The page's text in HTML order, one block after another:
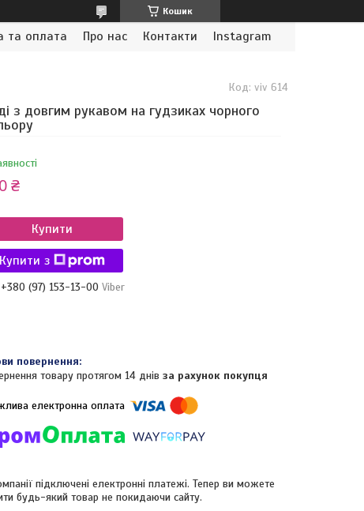
Кошик
та оплата Про нас Контакти Instagram
з довгим рукавом на гудзиках чорного
Код:viv 614
₴
Купити
Купити з
+380 (97) 153-13-00 Viber
товару протягом 14 днів за рахунок покупця
підключені електронні платежі. Тепер ви можете
будь-який товар не покидаючи сайту.